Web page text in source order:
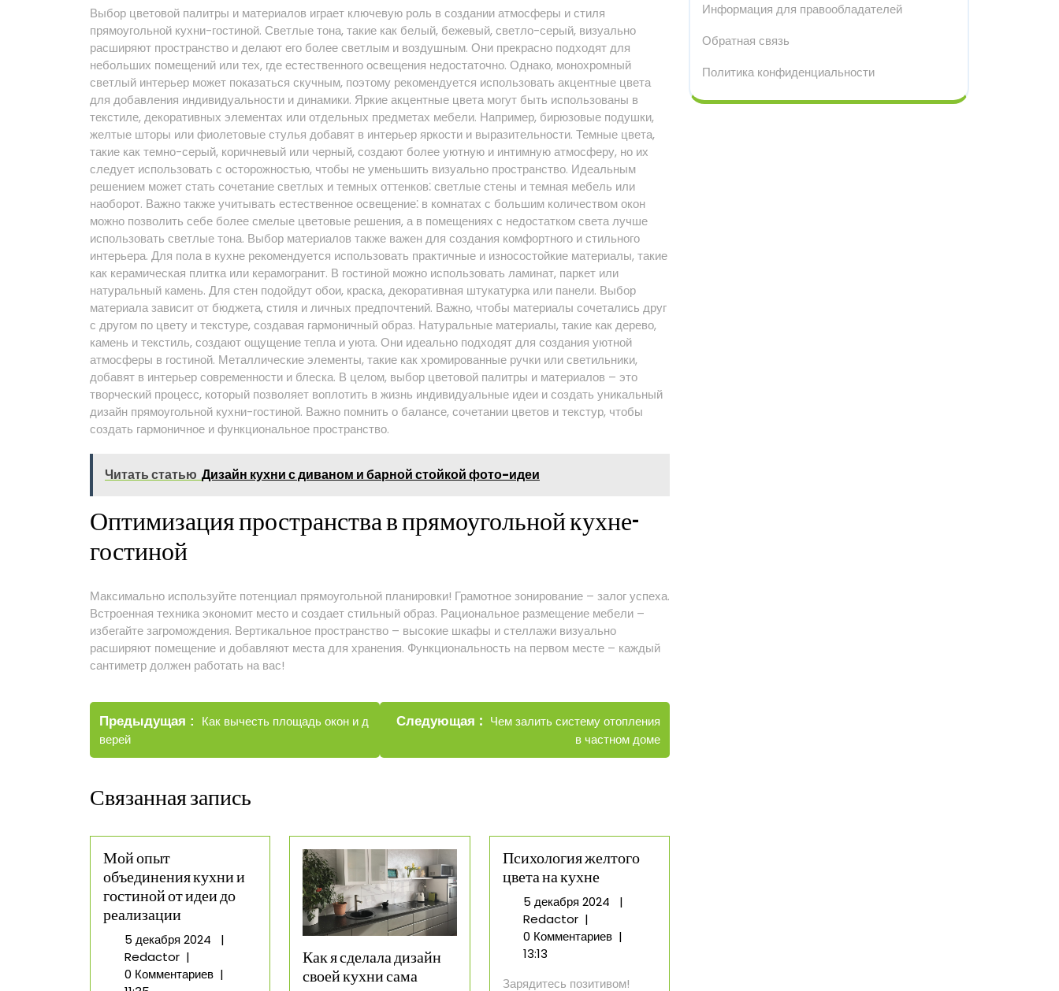
Выбор цветовой палитры и материалов играет ключевую роль в создании атмосферы и стиля
прямоугольной кухни-гостиной. Светлые тона, такие как белый, бежевый, светло-серый, визуально
расширяют пространство и делают его более светлым и воздушным. Они прекрасно подходят для
небольших помещений или тех, где естественного освещения недостаточно. Однако, монохромный
светлый интерьер может показаться скучным, поэтому рекомендуется использовать акцентные цвета
для добавления индивидуальности и динамики. Яркие акцентные цвета могут быть использованы в
текстиле, декоративных элементах или отдельных предметах мебели. Например, бирюзовые подушки,
желтые шторы или фиолетовые стулья добавят в интерьер яркости и выразительности. Темные цвета,
такие как темно-серый, коричневый или черный, создают более уютную и интимную атмосферу, но их
следует использовать с осторожностью, чтобы не уменьшить визуально пространство. Идеальным
решением может стать сочетание светлых и темных оттенков⁚ светлые стены и темная мебель или
наоборот. Важно также учитывать естественное освещение⁚ в комнатах с большим количеством окон
можно позволить себе более смелые цветовые решения, а в помещениях с недостатком света лучше
использовать светлые тона. Выбор материалов также важен для создания комфортного и стильного
интерьера. Для пола в кухне рекомендуется использовать практичные и износостойкие материалы, такие
как керамическая плитка или керамогранит. В гостиной можно использовать ламинат, паркет или
натуральный камень. Для стен подойдут обои, краска, декоративная штукатурка или панели. Выбор
материала зависит от бюджета, стиля и личных предпочтений. Важно, чтобы материалы сочетались друг
с другом по цвету и текстуре, создавая гармоничный образ. Натуральные материалы, такие как дерево,
камень и текстиль, создают ощущение тепла и уюта. Они идеально подходят для создания уютной
атмосферы в гостиной. Металлические элементы, такие как хромированные ручки или светильники,
добавят в интерьер современности и блеска. В целом, выбор цветовой палитры и материалов – это
творческий процесс, который позволяет воплотить в жизнь индивидуальные идеи и создать уникальный
дизайн прямоугольной кухни-гостиной. Важно помнить о балансе, сочетании цветов и текстур, чтобы
создать гармоничное и функциональное пространство.
Читать статью Дизайн кухни с диваном и барной стойкой фото-идеи
Оптимизация пространства в прямоугольной кухне-
гостиной
Максимально используйте потенциал прямоугольной планировки! Грамотное зонирование – залог успеха.
Встроенная техника экономит место и создает стильный образ. Рациональное размещение мебели –
избегайте загромождения. Вертикальное пространство – высокие шкафы и стеллажи визуально
расширяют помещение и добавляют места для хранения. Функциональность на первом месте – каждый
сантиметр должен работать на вас!
Навигация
по
записям
Предыдущая
Старые
Как вычесть площадь окон и д
верей
Следующая
Новые
Чем залить систему отопления
в частном доме
Связанная запись
Мой опыт
объединения кухни и
гостиной от идеи до
реализации
5 декабря 20245
2024
|
RedactorМой
опыт
|
0 Комментариев |
Как я сделала дизайн
своей кухни сама
Психология желтого
цвета на кухне
5 декабря 2024
2024
|
RedactorПсихология
желтого
кухне
|
0 Комментариев |
13:13
Зарядитесь позитивом!
Информация для правообладателей
Обратная связь
Политика конфиденциальности